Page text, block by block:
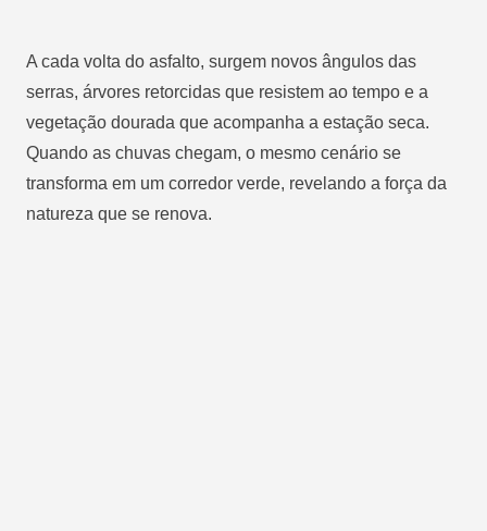
A cada volta do asfalto, surgem novos ângulos das
serras, árvores retorcidas que resistem ao tempo e a
vegetação dourada que acompanha a estação seca.
Quando as chuvas chegam, o mesmo cenário se
transforma em um corredor verde, revelando a força da
natureza que se renova.